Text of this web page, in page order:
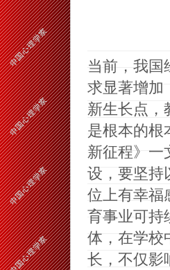
当前，我国
求显著增加
新生长点，
是根本的根
新征程》一
设，要坚持
位上有幸福
育事业可持
体，在学校
长，不仅影